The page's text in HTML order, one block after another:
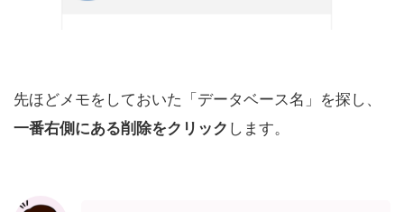
先ほどメモをしておいた「データベース名」を探し、
一番右側にある削除をクリック します。